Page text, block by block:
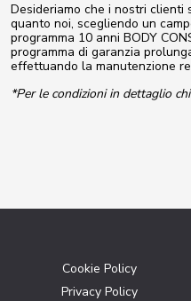
Desideriamo che i nostri clienti
quanto noi, scegliendo un
programma 10 anni BODY
programma di garanzia
effettuando la manutenzione
*Per le condizioni in dettaglio
Cookie Policy
Privacy Policy